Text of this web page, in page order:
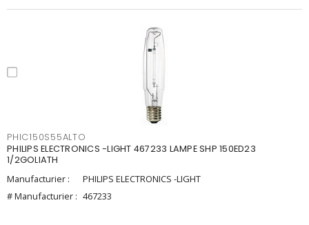
PHIC150S55ALTO
PHILIPS ELECTRONICS -LIGHT 467233 LAMPE SHP 150ED23
1/2GOLIATH
Manufacturier :
PHILIPS ELECTRONICS -LIGHT
# Manufacturier : 467233